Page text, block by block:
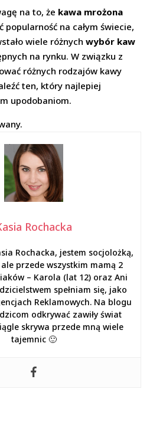
na to, że kawa mrożona
popularność na całym świecie,
wiele różnychwybór kaw
na rynku. W związku z
różnych rodzajów kawy
ten, który najlepiej
upodobaniom.
Rochacka
Rochacka, jestem socjolożką,
przede wszystkim mamą 2
– Karola (lat 12) oraz Ani
spełniam się, jako
Reklamowych. Na blogu
odkrywać zawiły świat
skrywa przede mną wiele
tajemnic 🙂